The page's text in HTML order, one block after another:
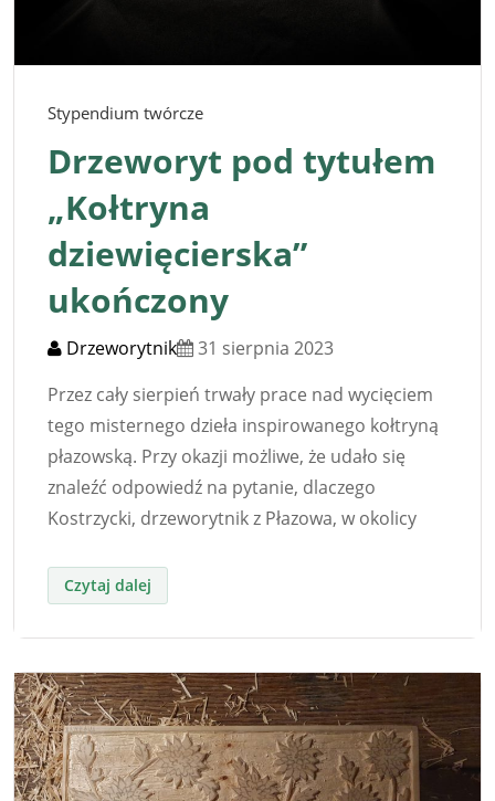
Stypendium twórcze
Drzeworyt pod tytułem
„Kołtryna
dziewięcierska”
ukończony
Drzeworytnik
31 sierpnia 2023
Przez cały sierpień trwały prace nad wycięciem
tego misternego dzieła inspirowanego kołtryną
płazowską. Przy okazji możliwe, że udało się
znaleźć odpowiedź na pytanie, dlaczego
Kostrzycki, drzeworytnik z Płazowa, w okolicy